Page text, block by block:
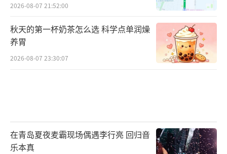
2026-08-07 21:52:00
秋天的第一杯奶茶怎么选 科学点单润燥
养胃
2026-08-07 23:30:07
在青岛夏夜麦霸现场偶遇李行亮 回归音
乐本真